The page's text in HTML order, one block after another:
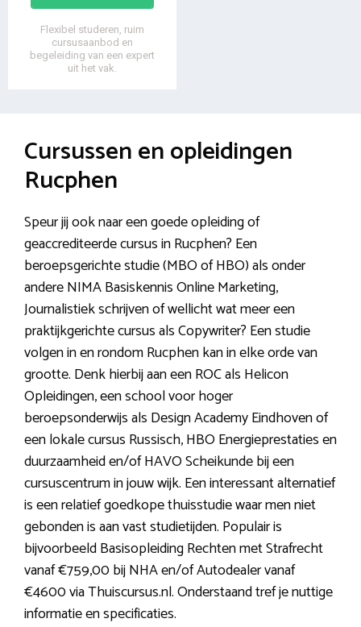
Flexibel studeren, ruim
cursusaanbod en
begeleiding van een expert
uit het vak.
Cursussen en opleidingen
Rucphen
Speur jij ook naar een goede opleiding of
geaccrediteerde cursus in Rucphen? Een
beroepsgerichte studie (MBO of HBO) als onder
andere NIMA Basiskennis Online Marketing,
Journalistiek schrijven of wellicht wat meer een
praktijkgerichte cursus als Copywriter? Een studie
volgen in en rondom Rucphen kan in elke orde van
grootte. Denk hierbij aan een ROC als Helicon
Opleidingen, een school voor hoger
beroepsonderwijs als Design Academy Eindhoven of
een lokale cursus Russisch, HBO Energieprestaties en
duurzaamheid en/of HAVO Scheikunde bij een
cursuscentrum in jouw wijk. Een interessant alternatief
is een relatief goedkope thuisstudie waar men niet
gebonden is aan vast studietijden. Populair is
bijvoorbeeld Basisopleiding Rechten met Strafrecht
vanaf €759,00 bij NHA en/of Autodealer vanaf
€4600 via Thuiscursus.nl. Onderstaand tref je nuttige
informatie en specificaties.